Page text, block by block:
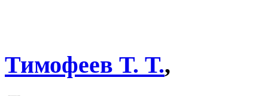
Тимофеев Т. Т.,